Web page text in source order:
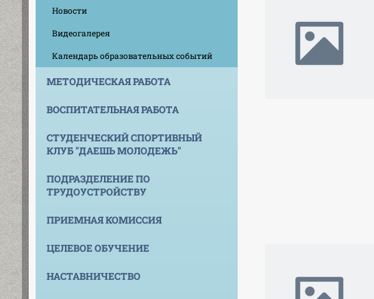
Новости
Видеогалерея
Календарь образовательных событий
МЕТОДИЧЕСКАЯ РАБОТА
ВОСПИТАТЕЛЬНАЯ РАБОТА
СТУДЕНЧЕСКИЙ СПОРТИВНЫЙ
КЛУБ "ДАЕШЬ МОЛОДЕЖЬ"
ПОДРАЗДЕЛЕНИЕ ПО
ТРУДОУСТРОЙСТВУ
ПРИЕМНАЯ КОМИССИЯ
ЦЕЛЕВОЕ ОБУЧЕНИЕ
НАСТАВНИЧЕСТВО